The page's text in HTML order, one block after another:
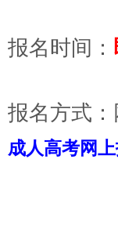
报名时间：
报名
成人高考网